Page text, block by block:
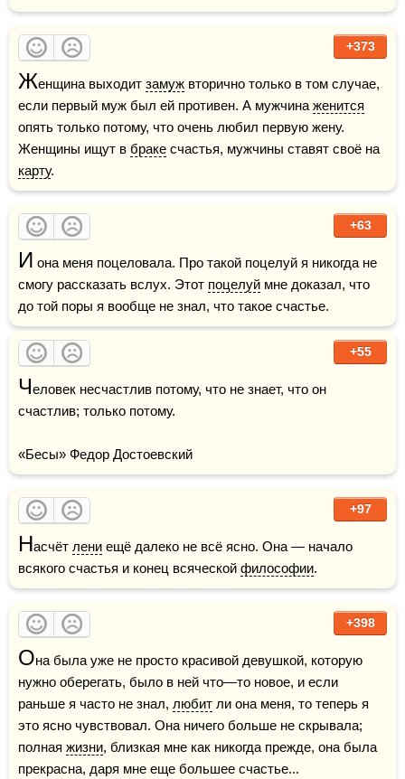
+373
Женщина выходит замуж вторично только в том случае,
если первый муж был ей противен. А мужчина женится
опять только потому, что очень любил первую жену.
Женщины ищут в браке
карту.
+63
И она меня поцеловала. Про такой поцелуй я никогда не
смогу рассказать вслух. Этот поцелуй мне доказал, что
до той поры я вообще не знал, что такое счастье.
+55
Человек несчастлив потому, что не знает, что он
счастлив; только потому.
«Бесы» Федор Достоевский
+97
Насчёт лени ещё далеко не всё ясно. Она — начало
всякого счастья и конец всяческой философии.
+398
Она была уже не просто красивой девушкой, которую
нужно оберегать, было в ней что—то новое, и если
раньше я часто не знал, любит ли она меня, то теперь я
это ясно чувствовал. Она ничего больше не скрывала;
полная жизни, близкая мне как никогда прежде, она была
прекрасна, даря мне еще большее счастье...